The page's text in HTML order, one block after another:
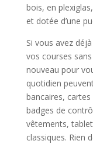
bois, en
et dotée d’une
Si vous avez
vos courses
nouveau pour
quotidien
bancaires,
badges de
vêtements,
classiques. Rien